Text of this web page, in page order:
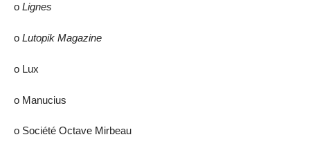
ο Lignes
ο Lutopik Magazine
ο Lux
ο Manucius
ο Société Octave Mirbeau